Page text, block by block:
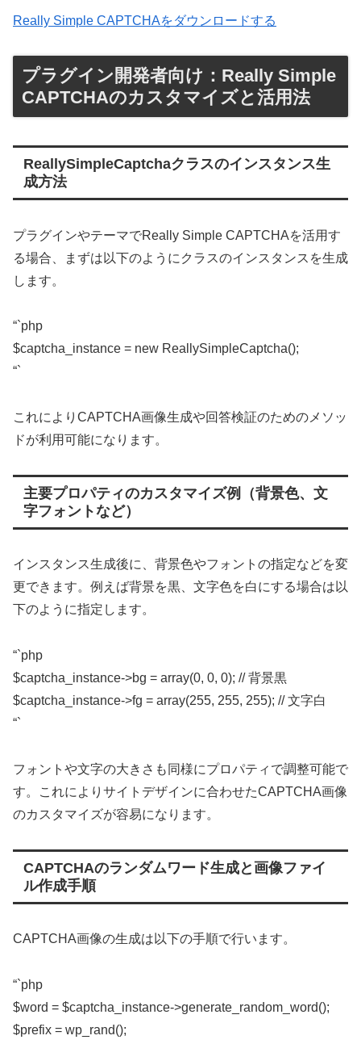
Really Simple CAPTCHAをダウンロードする
プラグイン開発者向け：Really Simple
CAPTCHAのカスタマイズと活用法
ReallySimpleCaptchaクラスのインスタンス生
成方法
プラグインやテーマでReally Simple CAPTCHAを活用す
る場合、まずは以下のようにクラスのインスタンスを生成
します。
“`php
$captcha_instance = new ReallySimpleCaptcha();
“`
これによりCAPTCHA画像生成や回答検証のためのメソッ
ドが利用可能になります。
主要プロパティのカスタマイズ例（背景色、文
字フォントなど）
インスタンス生成後に、背景色やフォントの指定などを変
更できます。例えば背景を黒、文字色を白にする場合は以
下のように指定します。
“`php
$captcha_instance->bg = array(0, 0, 0); // 背景黒
$captcha_instance->fg = array(255, 255, 255); // 文字白
“`
フォントや文字の大きさも同様にプロパティで調整可能で
す。これによりサイトデザインに合わせたCAPTCHA画像
のカスタマイズが容易になります。
CAPTCHAのランダムワード生成と画像ファイ
ル作成手順
CAPTCHA画像の生成は以下の手順で行います。
“`php
$word = $captcha_instance->generate_random_word();
$prefix = wp_rand();